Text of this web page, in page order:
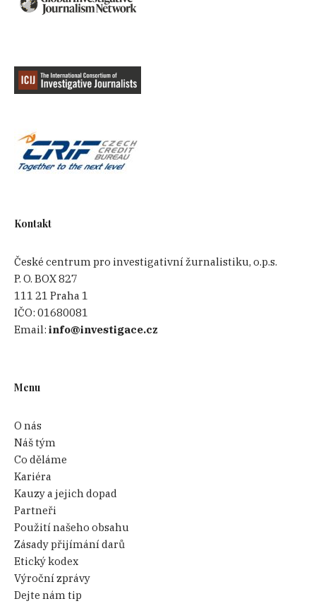
Kontakt
České centrum pro investigativní žurnalistiku, o.p.s.
P. O. BOX 827
111 21 Praha 1
IČO:01680081
Email:info@investigace.cz
Menu
O nás
Náš tým
Co děláme
Kariéra
Kauzy a jejich dopad
Partneři
Použití našeho obsahu
Zásady přijímání darů
Etický kodex
Výroční zprávy
Dejte nám tip